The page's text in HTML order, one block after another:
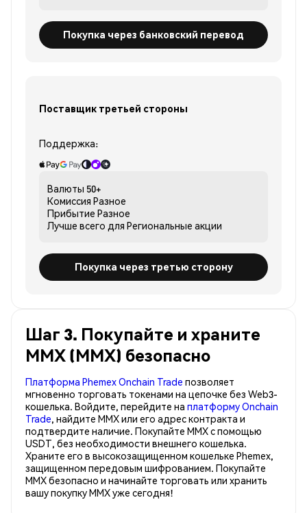
Покупка через банковский перевод
Поставщик третьей стороны
Поддержка:
Валюты 50+
Комиссия Разное
Прибытие Разное
Лучше всего для Региональные акции
Покупка через третью сторону
Шаг 3. Покупайте и храните
MMX (MMX) безопасно
Платформа Phemex Onchain Trade позволяет
мгновенно торговать токенами на цепочке без Web3-
кошелька. Войдите, перейдите на платформу Onchain
Trade, найдите MMX или его адрес контракта и
подтвердите наличие. Покупайте MMX с помощью
USDT, без необходимости внешнего кошелька.
Храните его в высокозащищенном кошельке Phemex,
защищенном передовым шифрованием. Покупайте
MMX безопасно и начинайте торговать или хранить
вашу покупку MMX уже сегодня!